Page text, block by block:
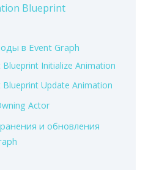
Blueprint
в Event Graph
Blueprint Initialize Animation
Blueprint Update Animation
Actor
и обновления